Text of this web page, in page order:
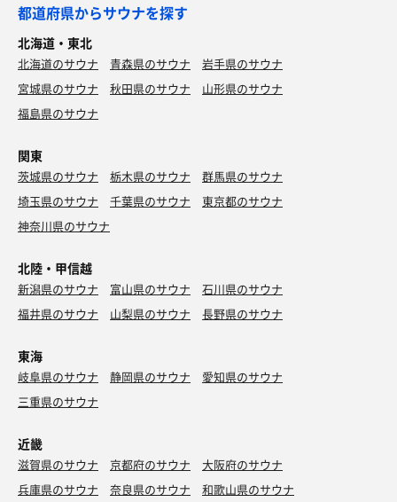
都道府県からサウナを探す
北海道・東北
北海道のサウナ 青森県のサウナ
岩手県のサウナ
宮城県のサウナ
秋田県のサウナ
山形県のサウナ
福島県のサウナ
関東
茨城県のサウナ 栃木県のサウナ
群馬県のサウナ
埼玉県のサウナ
千葉県のサウナ
東京都のサウナ
神奈川県のサウナ
北陸・甲信越
新潟県のサウナ 富山県のサウナ
石川県のサウナ
福井県のサウナ
山梨県のサウナ 長野県のサウナ
東海
岐阜県のサウナ 静岡県のサウナ
愛知県のサウナ
三重県のサウナ
近畿
滋賀県のサウナ 京都府のサウナ
大阪府のサウナ
兵庫県のサウナ
奈良県のサウナ 和歌山県のサウナ